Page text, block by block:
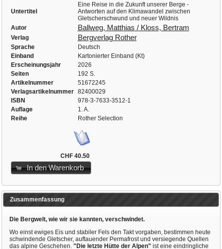
Untertitel
Eine Reise in die Zukunft unserer Berge -
Antworten auf den Klimawandel zwischen
Gletscherschwund und neuer Wildnis
Autor
Ballweg, Matthias / Kloss, Bertram
Verlag Bergverlag Rother
Sprache
Deutsch
Einband
Kartonierter Einband (Kt)
Erscheinungsjahr
2026
Seiten
192 S.
Artikelnummer
51672245
Verlagsartikelnummer
82400029
ISBN
978-3-7633-3512-1
Auflage
1. A.
Reihe
Rother Selection
CHF 40.50
In den Warenkorb
Zusammenfassung
Die Bergwelt, wie wir sie kannten, verschwindet.
Wo einst ewiges Eis und stabiler Fels den Takt vorgaben, bestimmen heute
schwindende Gletscher, auftauender Permafrost und versiegende Quellen
das alpine Geschehen. "Die letzte Hütte der Alpen" ist eine eindringliche